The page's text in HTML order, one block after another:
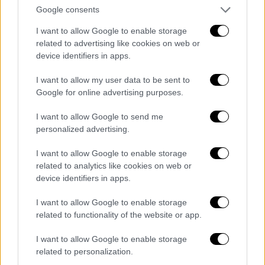
Google consents
I want to allow Google to enable storage
related to advertising like cookies on web or
device identifiers in apps.
I want to allow my user data to be sent to
Google for online advertising purposes.
I want to allow Google to send me
personalized advertising.
I want to allow Google to enable storage
related to analytics like cookies on web or
device identifiers in apps.
I want to allow Google to enable storage
related to functionality of the website or app.
I want to allow Google to enable storage
related to personalization.
του, ενώ εάν επαναληφθεί η παράβαση τότε
θα επιβάλλονται χρηματικά πρόστιμα, ενώ
μπορεί να υπάρξει ακόμη και αποκλεισμός
από την ηλεκτρονική συνταγογράφηση.
Σε περίπτωσημη επαρκούς αιτιολόγησης
επιβάλλει διοικητικές κυρώσεις, ως εξής:
40%, επιβάλλεται πρόστιμο ύψους έως 2.000
ευρώ.
β) Σε ποσοστό απόκλισης πάνω από 40,01 %,
επιβάλλεται πρόστιμο ύψους έως 3.000
Με την τρίτη επανάληψη της ίδιας